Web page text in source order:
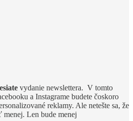
vydanie newslettera. V tomto
a Instagrame budete čoskoro
reklamy. Ale netešte sa, že
menej. Len bude menej